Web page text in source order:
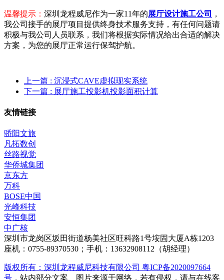
温馨提示： 深圳龙程威尼作为一家11年的展厅设计施工公司
，
我公司接手的展厅项目提供终身技术服务支持，有任何问题请
积极与我公司人员联系，我们将根据实际情况给出合适的解决
方案，为您的展厅正常运行保驾护航。
上一篇 : 沉浸式CAVE虚拟现实系统
下一篇 : 展厅施工投影机投影面积计算
友情链接
骄阳文旅
凡拓数创
丝路视觉
华侨城集团
京东方
万科
BOSE中国
光峰科技
安恒集团
中广核
深圳市龙岗区坂田街道杨美社区旺科路1号垵固大厦A栋1203
座机：0755-89370530；手机：13632908112（胡经理）
版权所有：深圳龙程威尼科技有限公司 粤ICP备2020097664
号 ，站内部分文案、图片来源于网络，若有侵权，请与在线客